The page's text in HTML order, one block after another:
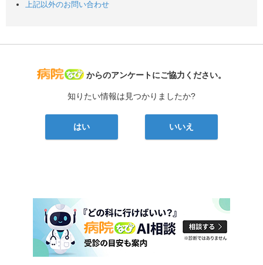
上記以外のお問い合わせ
病院なび
からのアンケートにご協力ください。
知りたい情報は見つかりましたか?
はい いいえ